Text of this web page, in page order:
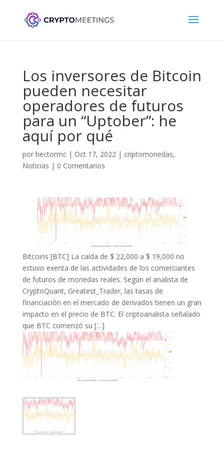
Los inversores de Bitcoin
pueden necesitar
operadores de futuros
para un “Uptober”: he
aquí por qué
por hectormc| Oct 17, 2022| criptomonedas,
Noticias | 0 Comentarios
Bitcoins [BTC] La caída de $ 22,000 a $ 19,000 no
estuvo exenta de las actividades de los comerciantes
de futuros de monedas reales. Según el analista de
CryptoQuant, Greatest_Trader, las tasas de
financiación en el mercado de derivados tienen un gran
impacto en el precio de BTC. El criptoanalista señalado
que BTC comenzó su […]